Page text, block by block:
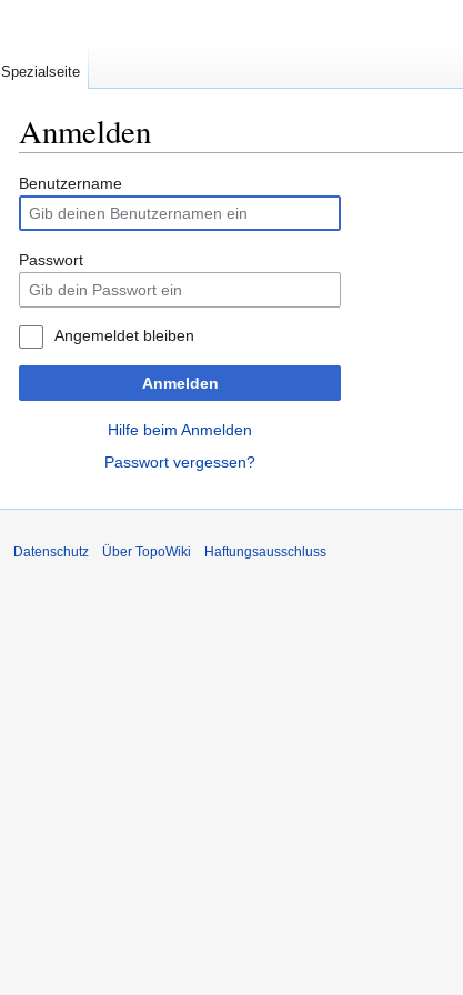
Anmelden
Zur
Navigation
springen
Zur
Suche
springen
Benutzername
Passwort
Angemeldet bleiben
Anmelden
Hilfe beim Anmelden
Passwort vergessen?
Spezialseite
Datenschutz Über TopoWiki Haftungsausschluss